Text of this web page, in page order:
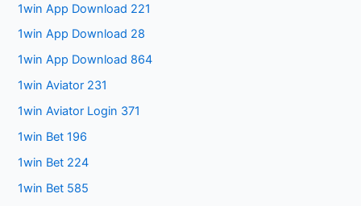
1win App Download 221
1win App Download 28
1win App Download 864
1win Aviator 231
1win Aviator Login 371
1win Bet 196
1win Bet 224
1win Bet 585